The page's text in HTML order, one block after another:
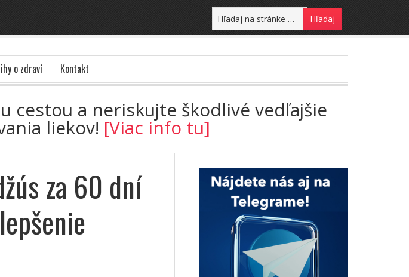
o zdraví Kontakt
cestou a neriskujte škodlivé vedľajšie
liekov! [Viac info tu]
za 60 dní